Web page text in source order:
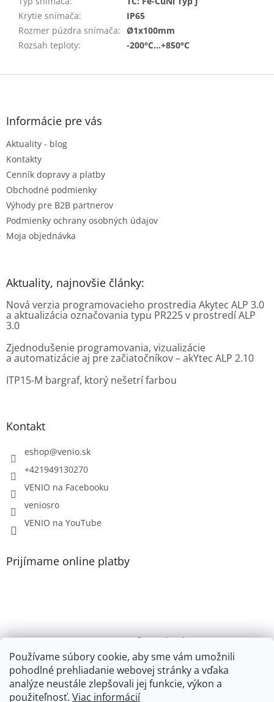
Používame súbory cookie, aby sme vám umožnili
pohodlné prehliadanie webovej stránky a vďaka
analýze neustále zlepšovali jej funkcie, výkon a
použiteľnosť. Viac informácií
Krytie snímača:
IP65
Rozmer púzdra snímača: Ø1x100mm
Rozsah teploty: -200°C...+850°C
Z
Informácie pre vás
Aktuality - blog
Kontakty
Cenník dopravy a platby
Obchodné podmienky
Výhody pre B2B partnerov
Podmienky ochrany osobných údajov
Moja objednávka
Aktuality, najnovšie články:
Nová verzia programovacieho prostredia Akytec ALP 3.0
a aktualizácia označovania typu PR225 v prostredí ALP
3.0
Zjednodušenie programovania, vizualizácie
a automatizácie aj pre začiatočníkov – akYtec ALP 2.10
ITP15-M bargraf, ktorý nešetrí farbou
Kontakt
eshop@venio.sk
+421949130270
VENIO na Facebooku
veniosro
VENIO na YouTube
Prijímame online platby
VENIO, s.r.o. - firemný web /
Videonávody YouTube k PR200, PR100, PR110, PR102
Youtube VENIO